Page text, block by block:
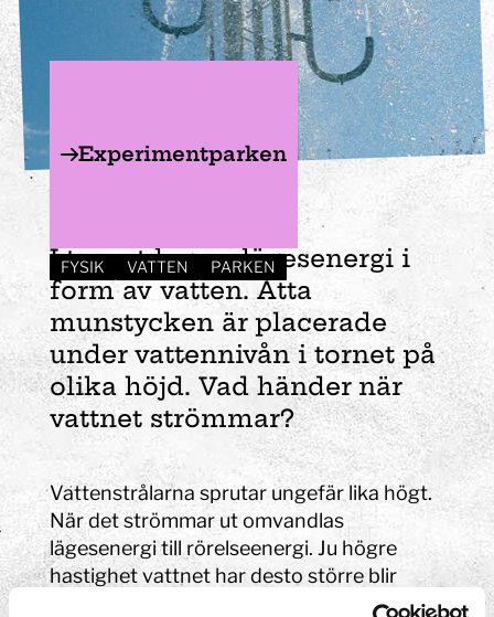
Experimentparken
FYSIK VATTEN PARKEN
I tornet lagras lägesenergi i
form av vatten. Åtta
munstycken är placerade
under vattennivån i tornet på
olika höjd. Vad händer när
vattnet strömmar?
Vattenstrålarna sprutar ungefär lika högt.
När det strömmar ut omvandlas
lägesenergi till rörelseenergi. Ju högre
hastighet vattnet har desto större blir
rörelseenergin. När vattnet sprutar uppåt